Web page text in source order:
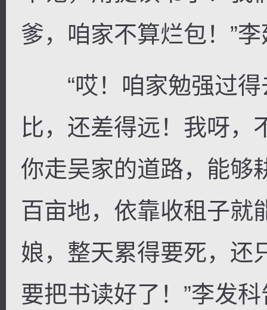
爹，咱家不算烂包！”
“哎！咱家勉强过得
比，还差得远！我呀，
你走吴家的道路，能够
百亩地，依靠收租子就
娘，整天累得要死，还
要把书读好了！”李发